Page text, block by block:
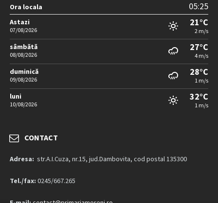
Ora locala 05:25
Astazi
07/08/2026
21°C
2 m/s
sâmbătă
08/08/2026
27°C
4 m/s
duminică
09/08/2026
28°C
1 m/s
luni
10/08/2026
32°C
1 m/s
CONTACT
Adresa: str.A.I.Cuza, nr.15, jud.Dambovita, cod postal 135300
Tel./fax: 0245/667.265